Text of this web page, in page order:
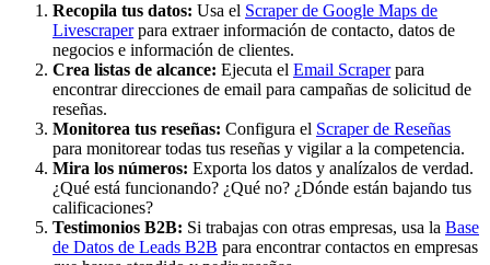
Recopila tus datos: Usa el Scraper de Google Maps de
Livescraperpara extraer información de contacto, datos de
negocios e información de clientes.
Crea listas de alcance: Ejecuta el Email Scraperpara
encontrar direcciones de email para campañas de solicitud de
reseñas.
Monitorea tus reseñas: Configura el Scraper de Reseñas
para monitorear todas tus reseñas y vigilar a la competencia.
Mira los números: Exporta los datos y analízalos de verdad.
¿Qué está funcionando? ¿Qué no? ¿Dónde están bajando tus
calificaciones?
Testimonios B2B: Si trabajas con otras empresas, usa la Base
de Datos de Leads B2B para encontrar contactos en empresas